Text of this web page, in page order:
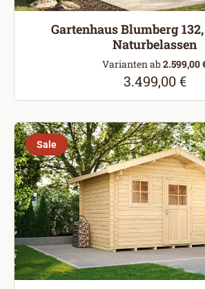
Gartenhaus Blumberg
Naturbelassen
Varianten ab2.599,00
Regulärer
3.499,00 €
Sale